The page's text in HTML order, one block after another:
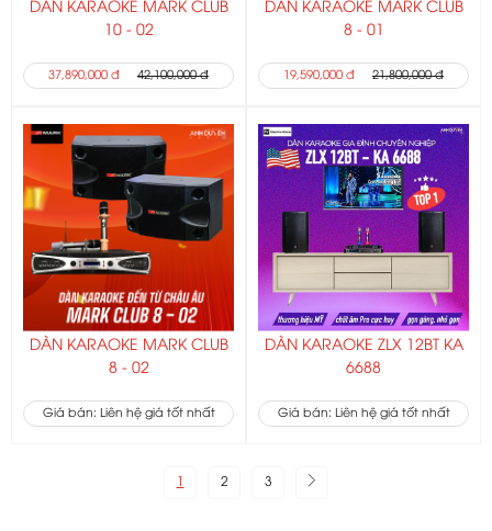
DÀN KARAOKE MARK CLUB
10 - 02
37,890,000 đ 42,100,000 đ
DÀN KARAOKE MARK CLUB
8 - 01
19,590,000 đ 21,800,000 đ
DÀN KARAOKE MARK CLUB
8 - 02
Giá bán: Liên hệ giá tốt nhất
DÀN KARAOKE ZLX 12BT KA
6688
Giá bán: Liên hệ giá tốt nhất
2 3